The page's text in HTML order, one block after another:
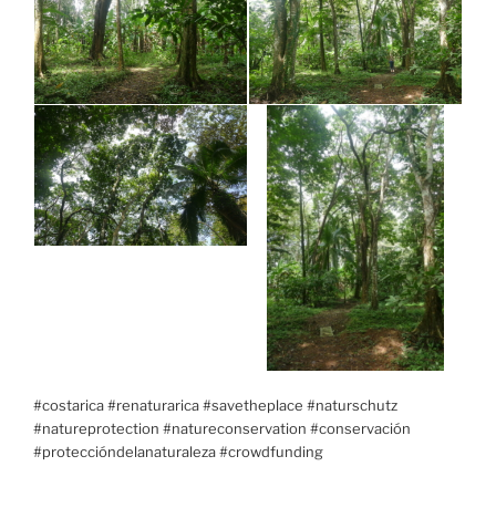
#costarica #renaturarica #savetheplace #naturschutz
#natureprotection #natureconservation #conservación
#proteccióndelanaturaleza #crowdfunding